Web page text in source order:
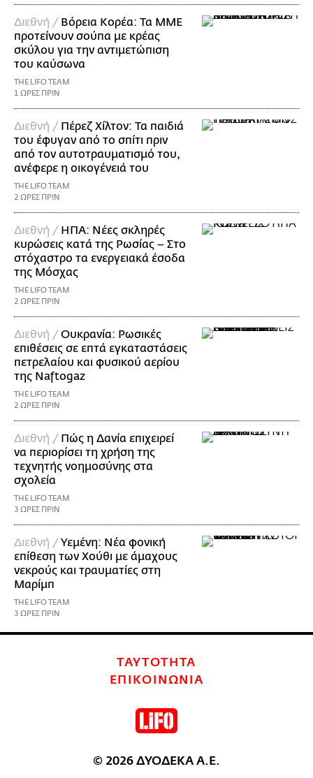
Διεθνή / Βόρεια Κορέα: Τα ΜΜΕ
προτείνουν σούπα με κρέας
σκύλου για την αντιμετώπιση
του καύσωνα
THE LIFO TEAM
1 ΩΡΕΣ ΠΡΙΝ
Διεθνή / Πέρεζ Χίλτον: Τα παιδιά
του έφυγαν από το σπίτι πριν
από τον αυτοτραυματισμό του,
ανέφερε η οικογένειά του
THE LIFO TEAM
2 ΩΡΕΣ ΠΡΙΝ
Διεθνή / ΗΠΑ: Nέες σκληρές
κυρώσεις κατά της Ρωσίας – Στο
στόχαστρο τα ενεργειακά έσοδα
της Μόσχας
THE LIFO TEAM
2 ΩΡΕΣ ΠΡΙΝ
Διεθνή /Ουκρανία: Ρωσικές
επιθέσεις σε επτά εγκαταστάσεις
πετρελαίου και φυσικού αερίου
της Naftogaz
THE LIFO TEAM
2 ΩΡΕΣ ΠΡΙΝ
Διεθνή / Πώς η Δανία επιχειρεί
να περιορίσει τη χρήση της
τεχνητής νοημοσύνης στα
σχολεία
THE LIFO TEAM
3 ΩΡΕΣ ΠΡΙΝ
Διεθνή /Υεμένη: Νέα φονική
επίθεση των Χούθι με άμαχους
νεκρούς και τραυματίες στη
Μαρίμπ
THE LIFO TEAM
3 ΩΡΕΣ ΠΡΙΝ
ΤΑΥΤΟΤΗΤΑ
ΕΠΙΚΟΙΝΩΝΙΑ
© 2026 ΔΥΟΔΕΚΑ Α.Ε.